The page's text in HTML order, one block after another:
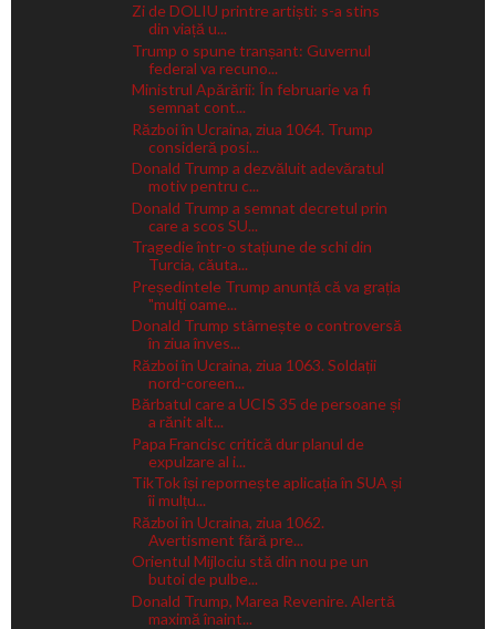
Zi de DOLIU printre artiști: s-a stins
din viață u...
Trump o spune tranșant: Guvernul
federal va recuno...
Ministrul Apărării: În februarie va fi
semnat cont...
Război în Ucraina, ziua 1064. Trump
consideră posi...
Donald Trump a dezvăluit adevăratul
motiv pentru c...
Donald Trump a semnat decretul prin
care a scos SU...
Tragedie într-o stațiune de schi din
Turcia, căuta...
Președintele Trump anunță că va grația
"mulți oame...
Donald Trump stârnește o controversă
în ziua înves...
Război în Ucraina, ziua 1063. Soldații
nord-coreen...
Bărbatul care a UCIS 35 de persoane și
a rănit alt...
Papa Francisc critică dur planul de
expulzare al i...
TikTok își repornește aplicația în SUA și
îi mulțu...
Război în Ucraina, ziua 1062.
Avertisment fără pre...
Orientul Mijlociu stă din nou pe un
butoi de pulbe...
Donald Trump, Marea Revenire. Alertă
maximă înaint...